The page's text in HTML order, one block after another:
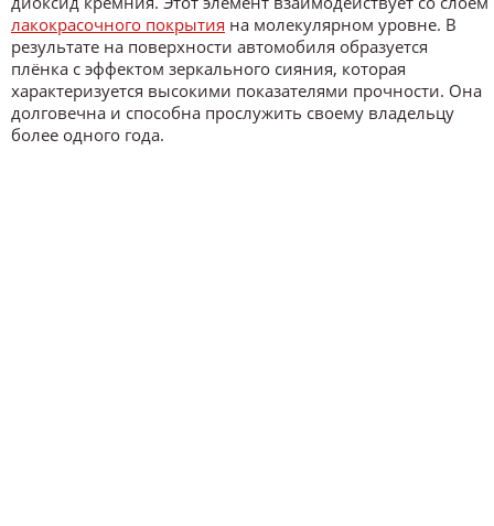
лакокрасочного покрытия на молекулярном уровне. В
результате на поверхности автомобиля образуется
плёнка с эффектом зеркального сияния, которая
характеризуется высокими показателями прочности. Она
долговечна и способна прослужить своему владельцу
более одного года.